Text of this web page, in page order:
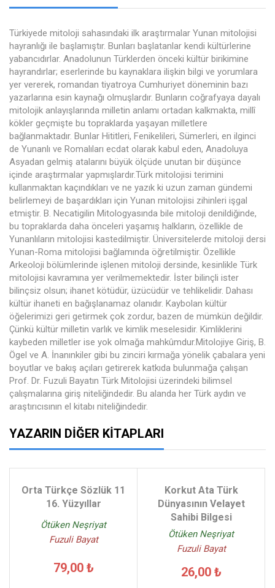
Türkiyede mitoloji sahasındaki ilk araştırmalar Yunan mitolojisi
hayranlığı ile başlamıştır. Bunları başlatanlar kendi kültürlerine
yabancıdırlar. Anadolunun Türklerden önceki kültür birikimine
hayrandırlar; eserlerinde bu kaynaklara ilişkin bilgi ve yorumlara
yer vererek, romandan tiyatroya Cumhuriyet döneminin bazı
yazarlarına esin kaynağı olmuşlardır. Bunların coğrafyaya dayalı
mitolojik anlayışlarında milletin anlamı ortadan kalkmakta, millî
kökler geçmişte bu topraklarda yaşayan milletlere
bağlanmaktadır. Bunlar Hititleri, Fenikelileri, Sümerleri, en ilginci
de Yunanlı ve Romalıları ecdat olarak kabul eden, Anadoluya
Asyadan gelmiş atalarını büyük ölçüde unutan bir düşünce
içinde araştırmalar yapmışlardır.Türk mitolojisi terimini
kullanmaktan kaçındıkları ve ne yazık ki uzun zaman gündemi
belirlemeyi de başardıkları için Yunan mitolojisi zihinleri işgal
etmiştir. B. Necatigilin Mitologyasında bile mitoloji denildiğinde,
bu topraklarda daha önceleri yaşamış halkların, özellikle de
Yunanlıların mitolojisi kastedilmiştir. Üniversitelerde mitoloji dersi
Yunan-Roma mitolojisi bağlamında öğretilmiştir. Özellikle
Arkeoloji bölümlerinde işlenen mitoloji dersinde, kesinlikle Türk
mitolojisi kavramına yer verilmemektedir. İster bilinçli ister
bilinçsiz olsun; ihanet kötüdür, üzücüdür ve tehlikelidir. Dahası
kültür ihaneti en bağışlanamaz olanıdır. Kaybolan kültür
öğelerimizi geri getirmek çok zordur, bazen de mümkün değildir.
Çünkü kültür milletin varlık ve kimlik meselesidir. Kimliklerini
kaybeden milletler ise yok olmağa mahkûmdur.Mitolojiye Giriş, B.
Ögel ve A. İnanınkiler gibi bu zinciri kırmağa yönelik çabalara yeni
boyutlar ve bakış açıları getirerek katkıda bulunmağa çalışan
Prof. Dr. Fuzuli Bayatın Türk Mitolojisi üzerindeki bilimsel
çalışmalarına giriş niteliğindedir. Bu alanda her Türk aydın ve
araştırıcısının el kitabı niteliğindedir.
YAZARIN DIĞER KITAPLARI
Orta Türkçe Sözlük 11
16. Yüzyıllar
Ötüken Neşriyat
Fuzuli Bayat
79,00 ₺
Korkut Ata Türk
Dünyasının Velayet
Sahibi Bilgesi
Ötüken Neşriyat
Fuzuli Bayat
26,00 ₺